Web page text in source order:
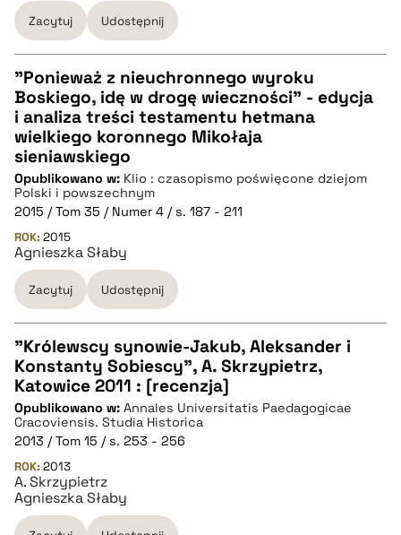
pobierz cytat
Zacytuj Udostępnij
CZYSTY TEKST
pobierz cytat
BIBTEX
pobierz cytat
"Ponieważ z nieuchronnego wyroku
Boskiego, idę w drogę wieczności" - edycja
i analiza treści testamentu hetmana
wielkiego koronnego Mikołaja
sieniawskiego
Opublikowano w: Klio : czasopismo poświęcone dziejom
Polski i powszechnym
2015 / Tom 35 / Numer 4 / s. 187 - 211
ROK: 2015
Agnieszka Słaby
Zacytuj Udostępnij
CZYSTY TEKST
pobierz cytat
BIBTEX
"Królewscy synowie-Jakub, Aleksander i
Konstanty Sobiescy", A. Skrzypietrz,
Katowice 2011 : [recenzja]
Opublikowano w: Annales Universitatis Paedagogicae
Cracoviensis. Studia Historica
2013 / Tom 15 / s. 253 - 256
ROK: 2013
A. Skrzypietrz
Agnieszka Słaby